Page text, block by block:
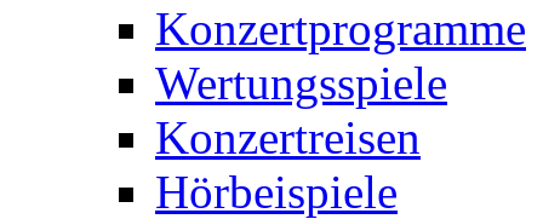
Konzertprogramme
Wertungsspiele
Konzertreisen
Hörbeispiele